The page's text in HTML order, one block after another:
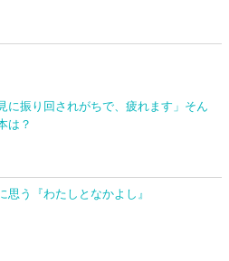
に振り回されがちで、疲れます」そん
は？
思う『わたしとなかよし』